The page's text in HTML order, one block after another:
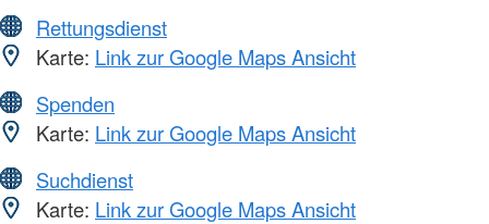
Rettungsdienst
Karte: Link zur Google Maps Ansicht
Spenden
Karte: Link zur Google Maps Ansicht
Suchdienst
Karte: Link zur Google Maps Ansicht